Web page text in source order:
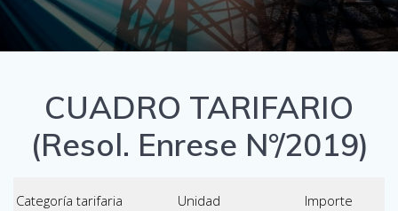
CUADRO TARIFARIO
(Resol. Enrese N°/2019)
Categoría tarifaria Unidad Importe